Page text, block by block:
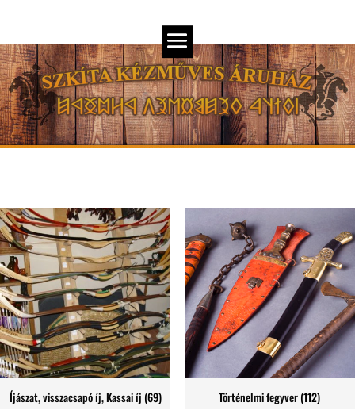
Íjászat, visszacsapó íj, Kassai íj (69) Történelmi fegyver(112)